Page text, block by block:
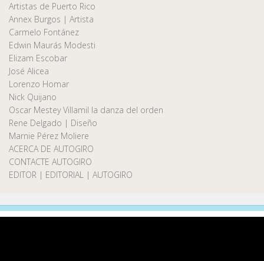
Artistas de Puerto Rico
Annex Burgos | Artista
Carmelo Fontánez
Edwin Maurás Modesti
Elizam Escobar
José Alicea
Lorenzo Homar
Nick Quijano
Oscar Mestey Villamil la danza del orden
Rene Delgado | Diseño
Marnie Pérez Moliere
ACERCA DE AUTOGIRO
CONTACTE AUTOGIRO
EDITOR | EDITORIAL | AUTOGIRO